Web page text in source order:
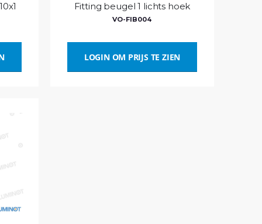
Fitting beugel 1 lichts hoek
VO-FIB004
LOGIN OM PRIJS TE ZIEN